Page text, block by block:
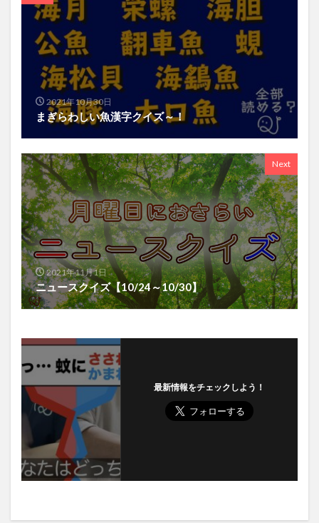
2021年10月30日
まぎらわしい魚漢字クイズ～！
Next
2021年11月1日
ニュースクイズ【10/24～10/30】
最新情報をチェックしよう！